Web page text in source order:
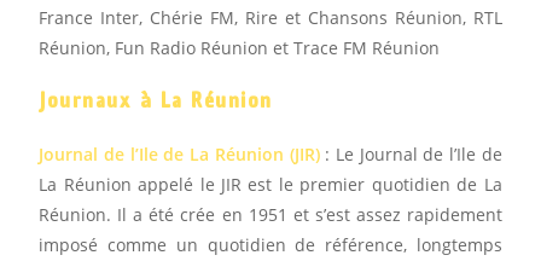
France Inter, Chérie FM, Rire et Chansons Réunion, RTL
Réunion, Fun Radio Réunion et Trace FM Réunion
Journaux à La Réunion
Journal de l’Ile de La Réunion (JIR): Le Journal de l’Ile de
La Réunion appelé le JIR est le premier quotidien de La
Réunion. Il a été crée en 1951 et s’est assez rapidement
imposé comme un quotidien de référence, longtemps